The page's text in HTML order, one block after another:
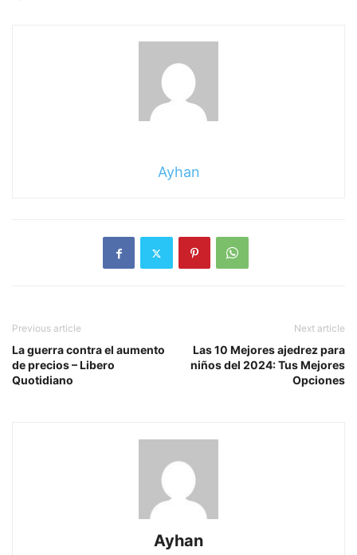
Ayhan
Previous article
La guerra contra el aumento
de precios – Libero
Quotidiano
Next article
Las 10 Mejores ajedrez para
niños del 2024: Tus Mejores
Opciones
Ayhan